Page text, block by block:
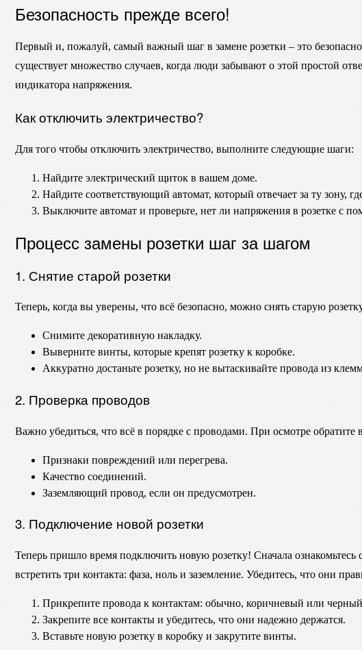
Безопасность прежде всего!
Первый и, пожалуй, самый важный шаг в замене розетки – это
существует множество случаев, когда люди забывают о этой простой
индикатора напряжения.
Как отключить электричество?
Для того чтобы отключить электричество, выполните следующие шаги:
Найдите электрический щиток в вашем доме.
Найдите соответствующий автомат, который отвечает за ту зону,
Выключите автомат и проверьте, нет ли напряжения в розетке с
Процесс замены розетки шаг за шагом
1. Снятие старой розетки
Теперь, когда вы уверены, что всё безопасно, можно снять старую
Снимите декоративную накладку.
Выверните винты, которые крепят розетку к коробке.
Аккуратно достаньте розетку, но не вытаскивайте провода из
2. Проверка проводов
Важно убедиться, что всё в порядке с проводами. При осмотре обратите
Признаки повреждений или перегрева.
Качество соединений.
Заземляющий провод, если он предусмотрен.
3. Подключение новой розетки
Теперь пришло время подключить новую розетку! Сначала
встретить три контакта: фаза, ноль и заземление. Убедитесь, что они
Прикрепите провода к контактам: обычно, коричневый или
Закрепите все контакты и убедитесь, что они надежно держатся.
Вставьте новую розетку в коробку и закрутите винты.